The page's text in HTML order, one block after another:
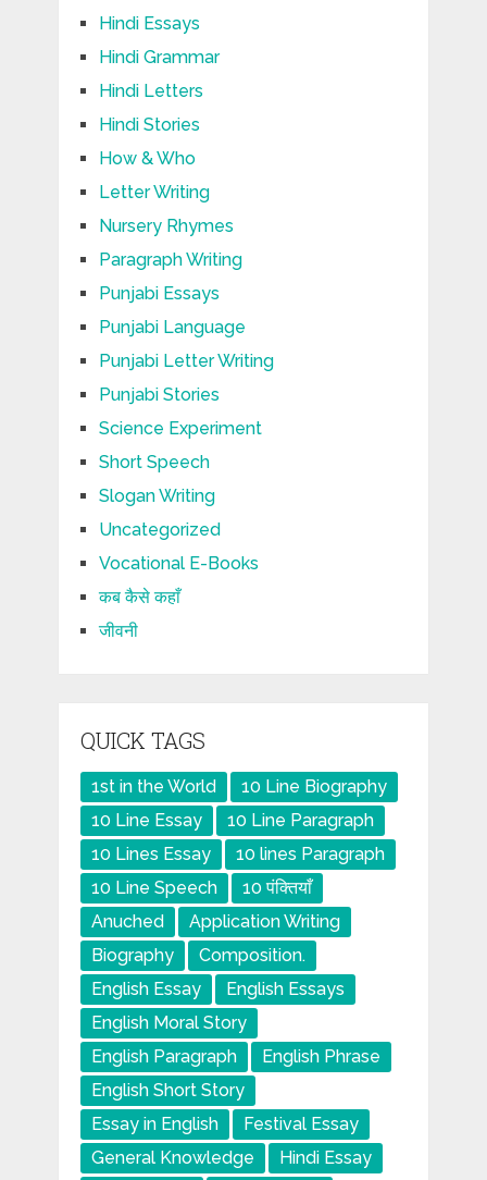
Hindi Essays
Hindi Grammar
Hindi Letters
Hindi Stories
How & Who
Letter Writing
Nursery Rhymes
Paragraph Writing
Punjabi Essays
Punjabi Language
Punjabi Letter Writing
Punjabi Stories
Science Experiment
Short Speech
Slogan Writing
Uncategorized
Vocational E-Books
कब कैसे कहाँ
जीवनी
QUICK TAGS
1st in the World
10 Line Biography
10 Line Essay
10 Line Paragraph
10 Lines Essay
10 lines Paragraph
10 Line Speech
10 पंक्तियाँ
Anuched
Application Writing
Biography
Composition.
English Essay
English Essays
English Moral Story
English Paragraph
English Phrase
English Short Story
Essay in English
Festival Essay
General Knowledge
Hindi Essay